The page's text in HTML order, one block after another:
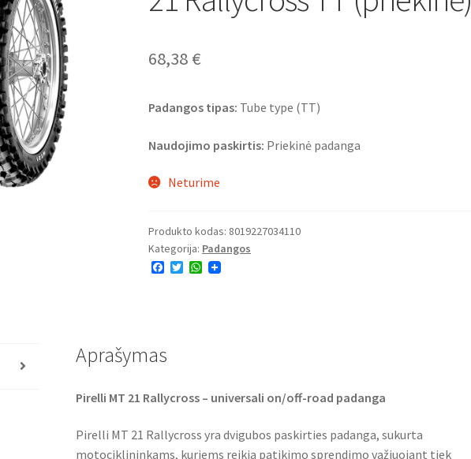
68,38 €
Padangos tipas: Tube type (TT)
Naudojimo paskirtis: Priekinė padanga
Neturime
Produkto kodas: 8019227034110
Kategorija: Padangos
F
k
T
W
Aprašymas
Pirelli MT 21 Rallycross – universali on/off-road padanga
Pirelli MT 21 Rallycross yra dvigubos paskirties padanga, sukurta
motociklininkams, kuriems reikia patikimo sprendimo važiuojant tiek